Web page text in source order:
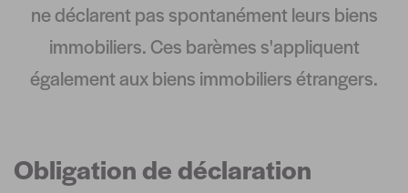
ne déclarent pas spontanément leurs biens
immobiliers. Ces barèmes s'appliquent
également aux biens immobiliers étrangers.
Obligation de déclaration